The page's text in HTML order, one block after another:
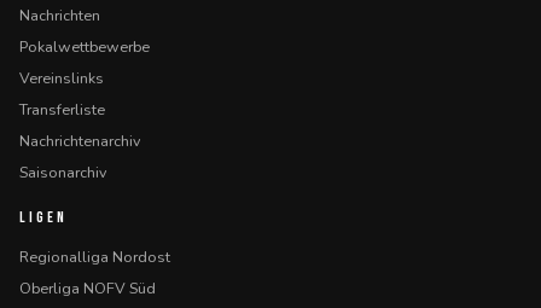
Nachrichten
Pokalwettbewerbe
Vereinslinks
Transferliste
Nachrichtenarchiv
Saisonarchiv
LIGEN
Regionalliga Nordost
Oberliga NOFV Süd